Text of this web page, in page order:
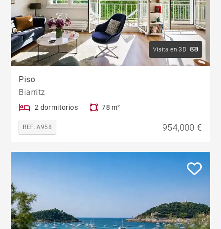
Visita en 3D
Piso
Biarritz
2 dormitorios 78 m²
REF. A958 954,000 €